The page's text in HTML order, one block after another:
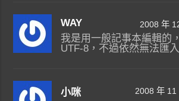
WAY 2008 年
我是用一般記事本編輯的
UTF-8，不過依然無法匯
小咪 2008 年